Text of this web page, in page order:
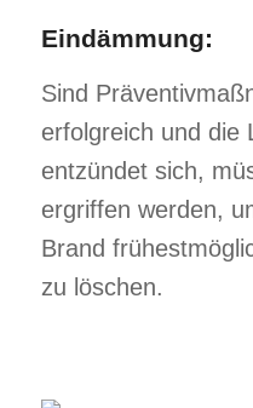
Eindämmung:
Sind
erfolgreich und die
entzündet sich,
ergriffen werden,
Brand
zu löschen.